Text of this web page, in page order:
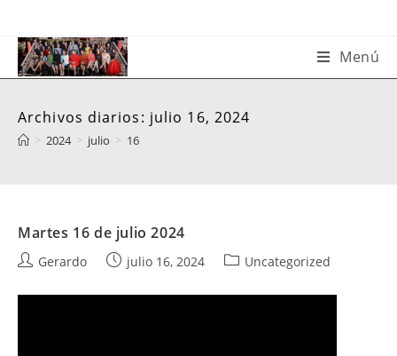
contenido
Menú
Archivos diarios: julio 16, 2024
> 2024 > julio > 16
Martes 16 de julio 2024
Autor
la
Gerardo
Publicación
la
julio 16, 2024
Categoría
la
Uncategorized